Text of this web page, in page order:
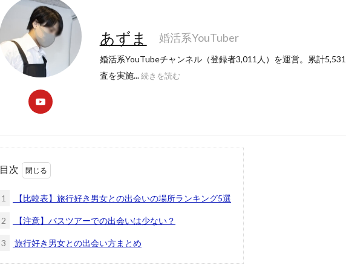
あずま 婚活系YouTuber
婚活系YouTubeチャンネル（登録者3,011人）を運営。累計
査を実施... 続きを読む
目次
1 【比較表】旅行好き男女との出会いの場所ランキング5選
2 【注意】バスツアーでの出会いは少ない？
3 旅行好き男女との出会い方まとめ